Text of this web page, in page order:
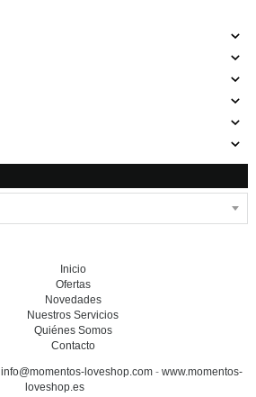
Inicio
Ofertas
Novedades
Nuestros Servicios
Quiénes Somos
Contacto
info@momentos-loveshop.com - www.momentos-
loveshop.es